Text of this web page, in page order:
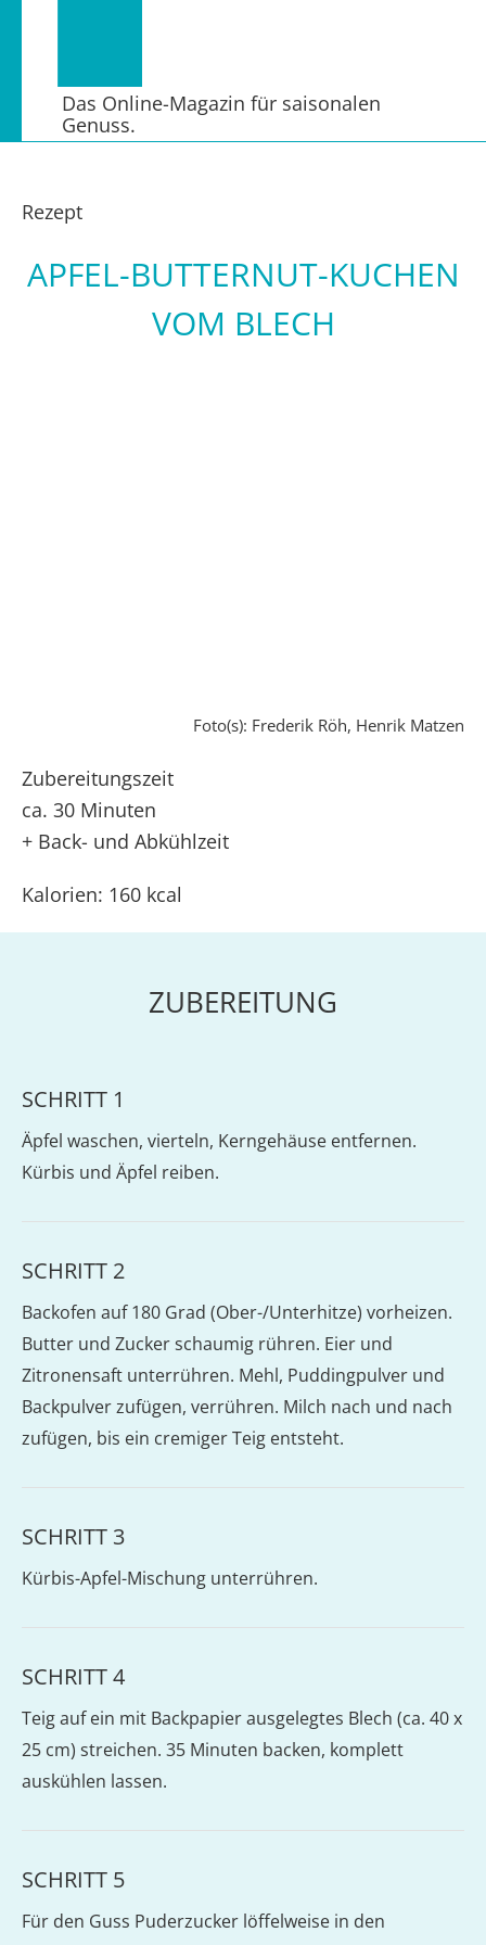
Das Online-Magazin für saisonalen
Genuss.
Rezept
APFEL-BUTTERNUT-KUCHEN
VOM BLECH
Foto(s): Frederik Röh, Henrik Matzen
Zubereitungszeit
ca. 30 Minuten
+ Back- und Abkühlzeit
Kalorien: 160 kcal
ZUBEREITUNG
SCHRITT 1
Äpfel waschen, vierteln, Kerngehäuse entfernen.
Kürbis und Äpfel reiben.
SCHRITT 2
Backofen auf 180 Grad (Ober-/Unterhitze) vorheizen.
Butter und Zucker schaumig rühren. Eier und
Zitronensaft unterrühren. Mehl, Puddingpulver und
Backpulver zufügen, verrühren. Milch nach und nach
zufügen, bis ein cremiger Teig entsteht.
SCHRITT 3
Kürbis-Apfel-Mischung unterrühren.
SCHRITT 4
Teig auf ein mit Backpapier ausgelegtes Blech (ca. 40 x
25 cm) streichen. 35 Minuten backen, komplett
auskühlen lassen.
SCHRITT 5
Für den Guss Puderzucker löffelweise in den